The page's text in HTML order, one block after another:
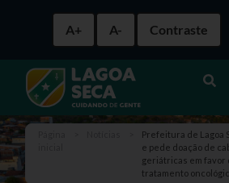
A+ A- Contraste
Prefeitura de Lagoa
e pede doação de
geriátricas em favor
tratamento